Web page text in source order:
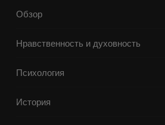
Обзор
Нравственность и духовность
Психология
История